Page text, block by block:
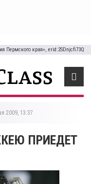
края», erid:2SDnjcfi73Q
2009, 13:37
ПРИЕДЕТ